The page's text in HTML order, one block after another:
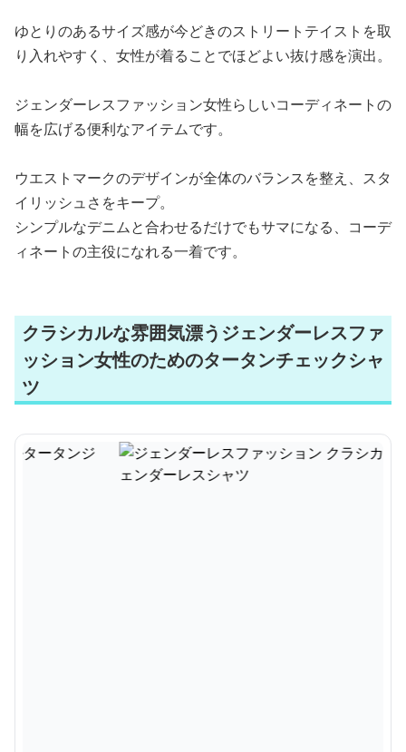
ゆとりのあるサイズ感が今どきのストリートテイストを取
り入れやすく、女性が着ることでほどよい抜け感を演出。
ジェンダーレスファッション女性らしいコーディネートの
幅を広げる便利なアイテムです。
ウエストマークのデザインが全体のバランスを整え、スタ
イリッシュさをキープ。
シンプルなデニムと合わせるだけでもサマになる、コーデ
ィネートの主役になれる一着です。
クラシカルな雰囲気漂うジェンダーレスファ
ッション女性のためのタータンチェックシャ
ツ